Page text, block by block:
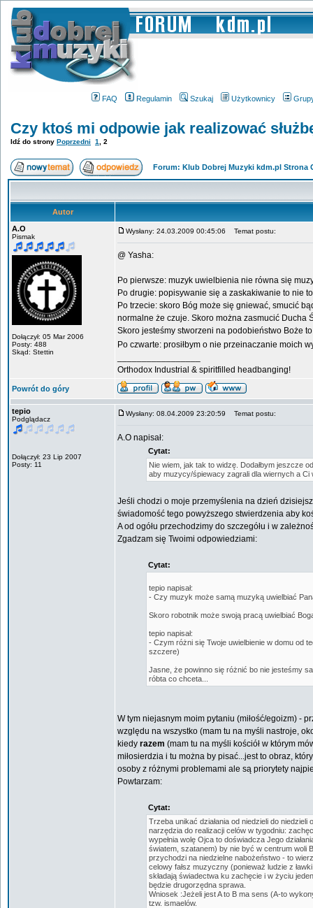
FAQ Regulamin Szukaj Użytkownicy
Czy ktoś mi odpowie jak realizować
Idź do strony Poprzedni 1 2
Forum: Klub Dobrej Muzyki kdm.pl Strona
Autor
A.O
Pismak
Dołączył: 05 Mar 2006
Posty: 488
Skąd: Stettin
Wysłany: 24.03.2009 00:45:06 Temat postu:
@ Yasha:
Po pierwsze: muzyk uwielbienia nie równa się
Po drugie: popisywanie się a zaskakiwanie to nie
Po trzecie: skoro Bóg może się gniewać, smucić
normalne że czuje. Skoro można zasmucić Ducha
Skoro jesteśmy stworzeni na podobieństwo Boże
Po czwarte: prosiłbym o nie przeinaczanie moich
Orthodox Industrial & spiritfilled headbanging!
Powrót do góry
tepio
Podglądacz
Dołączył: 23 Lip 2007
Posty: 11
Wysłany: 08.04.2009 23:20:59 Temat postu:
A.O napisał:
Cytat:
Nie wiem, jak tak to widzę. Dodałbym jeszcze
aby muzycy/śpiewacy zagrali dla wiernych a Ci
Jeśli chodzi o moje przemyślenia na dzień
świadomość tego powyższego stwierdzenia aby
A od ogółu przechodzimy do szczegółu i w
Zgadzam się Twoimi odpowiedziami:
Cytat:
tepio napisał:
- Czy muzyk może samą muzyką uwielbiać
Skoro robotnik może swoją pracą uwielbiać
tepio napisał:
- Czym różni się Twoje uwielbienie w domu od
szczere)
Jasne, że powinno się różnić bo nie jesteśmy
róbta co chceta...
W tym niejasnym moim pytaniu (miłość/egoizm) -
względu na wszystko (mam tu na myśli nastroje,
kiedy razem (mam tu na myśli kościół w którym
miłosierdzia i tu można by pisać...jest to obraz,
osoby z różnymi problemami ale są priorytety
Powtarzam:
Cytat:
Trzeba unikać działania od niedzieli do
narzędzia do realizacji celów w tygodniu:
wypełnia wolę Ojca to doświadcza Jego
światem, szatanem) by nie być w centrum woli
przychodzi na niedzielne nabożeństwo - to
celowy fałsz muzyczny (ponieważ ludzie z
składają świadectwa ku zachęcie i w życiu
będzie drugorzędna sprawa.
Wniosek :Jeżeli jest A to B ma sens (A-to
tzw. ismaelów.